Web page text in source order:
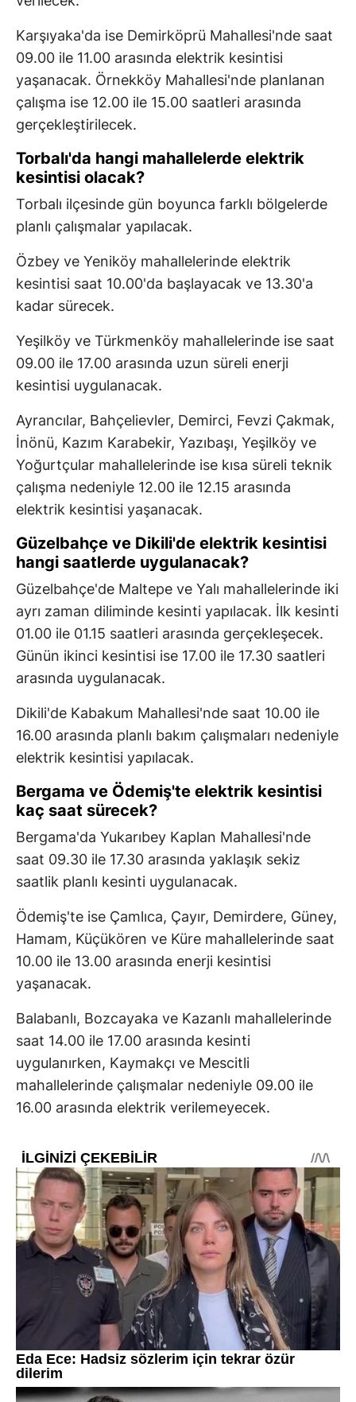
Karşıyaka'da ise Demirköprü Mahallesi'nde saat
09.00 ile 11.00 arasında elektrik kesintisi
yaşanacak. Örnekköy Mahallesi'nde planlanan
çalışma ise 12.00 ile 15.00 saatleri arasında
gerçekleştirilecek.
Torbalı'da hangi mahallelerde elektrik
kesintisi olacak?
Torbalı ilçesinde gün boyunca farklı bölgelerde
planlı çalışmalar yapılacak.
Özbey ve Yeniköy mahallelerinde elektrik
kesintisi saat 10.00'da başlayacak ve 13.30'a
kadar sürecek.
Yeşilköy ve Türkmenköy mahallelerinde ise saat
09.00 ile 17.00 arasında uzun süreli enerji
kesintisi uygulanacak.
Ayrancılar, Bahçelievler, Demirci, Fevzi Çakmak,
İnönü, Kazım Karabekir, Yazıbaşı, Yeşilköy ve
Yoğurtçular mahallelerinde ise kısa süreli teknik
çalışma nedeniyle 12.00 ile 12.15 arasında
elektrik kesintisi yaşanacak.
Güzelbahçe ve Dikili'de elektrik kesintisi
hangi saatlerde uygulanacak?
Güzelbahçe'de Maltepe ve Yalı mahallelerinde iki
ayrı zaman diliminde kesinti yapılacak. İlk kesinti
01.00 ile 01.15 saatleri arasında gerçekleşecek.
Günün ikinci kesintisi ise 17.00 ile 17.30 saatleri
arasında uygulanacak.
Dikili'de Kabakum Mahallesi'nde saat 10.00 ile
16.00 arasında planlı bakım çalışmaları nedeniyle
elektrik kesintisi yapılacak.
Bergama ve Ödemiş'te elektrik kesintisi
kaç saat sürecek?
Bergama'da Yukarıbey Kaplan Mahallesi'nde
saat 09.30 ile 17.30 arasında yaklaşık sekiz
saatlik planlı kesinti uygulanacak.
Ödemiş'te ise Çamlıca, Çayır, Demirdere, Güney,
Hamam, Küçükören ve Küre mahallelerinde saat
10.00 ile 13.00 arasında enerji kesintisi
yaşanacak.
Balabanlı, Bozcayaka ve Kazanlı mahallelerinde
saat 14.00 ile 17.00 arasında kesinti
uygulanırken, Kaymakçı ve Mescitli
mahallelerinde çalışmalar nedeniyle 09.00 ile
16.00 arasında elektrik verilemeyecek.